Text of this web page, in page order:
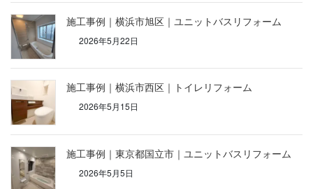
施工事例｜横浜市旭区｜ユニットバスリフォーム
2026年5月22日
施工事例｜横浜市西区｜トイレリフォーム
2026年5月15日
施工事例｜東京都国立市｜ユニットバスリフォーム
2026年5月5日